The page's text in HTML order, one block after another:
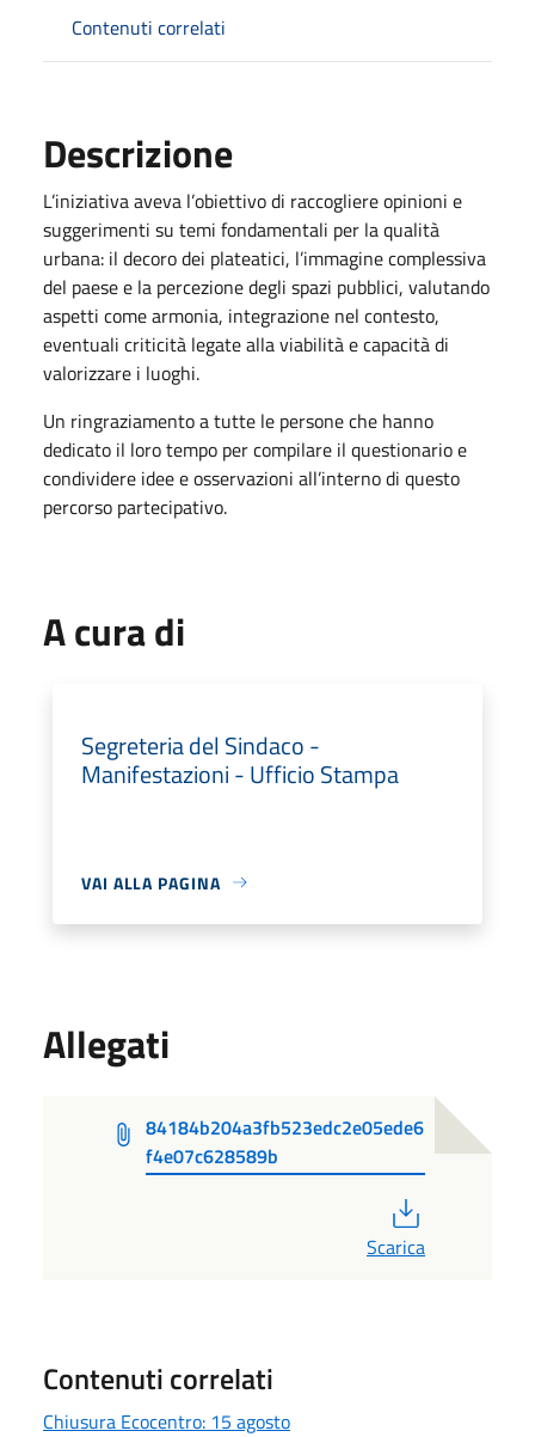
Contenuti correlati
Descrizione
L’iniziativa aveva l’obiettivo di raccogliere opinioni e
suggerimenti su temi fondamentali per la qualità
urbana: il decoro dei plateatici, l’immagine complessiva
del paese e la percezione degli spazi pubblici, valutando
aspetti come armonia, integrazione nel contesto,
eventuali criticità legate alla viabilità e capacità di
valorizzare i luoghi.
Un ringraziamento a tutte le persone che hanno
dedicato il loro tempo per compilare il questionario e
condividere idee e osservazioni all’interno di questo
percorso partecipativo.
A cura di
Segreteria del Sindaco -
Manifestazioni - Ufficio Stampa
VAI ALLA PAGINA
Allegati
84184b204a3fb523edc2e05ede6
f4e07c628589b
Scarica
Contenuti correlati
Chiusura Ecocentro: 15 agosto